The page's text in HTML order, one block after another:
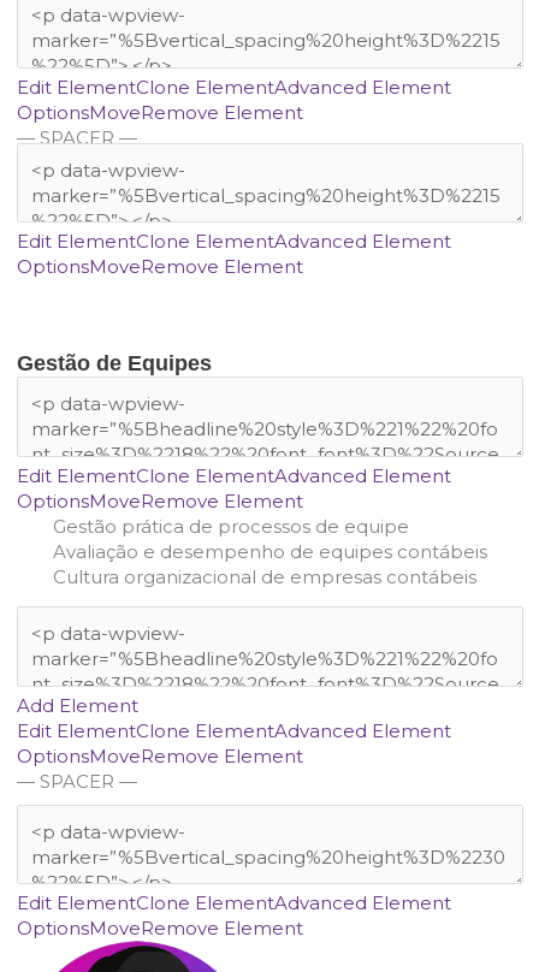
Edit ElementClone ElementAdvanced Element
OptionsMoveRemove Element
— SPACER —
Edit ElementClone ElementAdvanced Element
OptionsMoveRemove Element
Gestão de Equipes
Edit ElementClone ElementAdvanced Element
OptionsMoveRemove Element
Gestão prática de processos de equipe
Avaliação e desempenho de equipes contábeis
Cultura organizacional de empresas contábeis
Add Element
Edit ElementClone ElementAdvanced Element
OptionsMoveRemove Element
— SPACER —
Edit ElementClone ElementAdvanced Element
OptionsMoveRemove Element